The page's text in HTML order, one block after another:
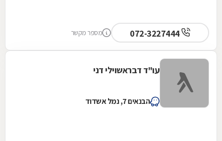
072-3227444 מספר מקשר
עו"ד דבראשוילי דני
הבנאים 7, נמל אשדוד